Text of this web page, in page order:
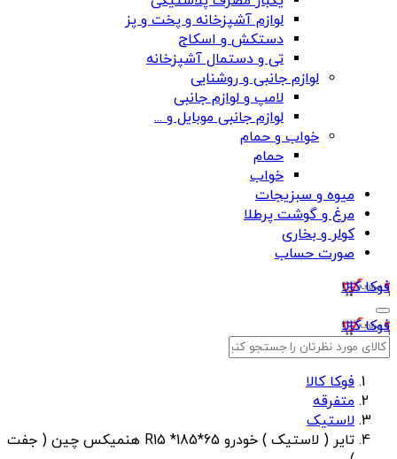
لوازم آشپزخانه و پخت و پز
دستکش و اسکاج
تی و دستمال آشپزخانه
لوازم جانبی و روشنایی
لامپ و لوازم جانبی
لوازم جانبی موبایل و ...
خواب و حمام
حمام
خواب
میوه و سبزیجات
مرغ و گوشت پرطلا
کولر و بخاری
صورت حساب
فوکا کالا
فوکا کالا
فوکا کالا
متفرقه
لاستیک
تایر ( لاستیک ) خودرو R15 *185*65 هنمیکس چین ( جفت